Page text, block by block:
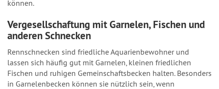
können.
Vergesellschaftung mit Garnelen, Fischen und
anderen Schnecken
Rennschnecken sind friedliche Aquarienbewohner und
lassen sich häufig gut mit Garnelen, kleinen friedlichen
Fischen und ruhigen Gemeinschaftsbecken halten. Besonders
in Garnelenbecken können sie nützlich sein, wenn